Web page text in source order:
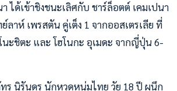
ได้เข้าชิงชนะเลิศกับ ชาร์ล็อตต์ เคมเปนา
ลาห์ เพรสตัน คู่เต็ง 1 จากออสเตรเลีย ที่
นะชิตะ และ โฮโนกะ อุเมดะ จากญี่ปุ่น 6-
นิรันดร นักหวดหนุ่มไทย วัย 18 ปี ผนึก